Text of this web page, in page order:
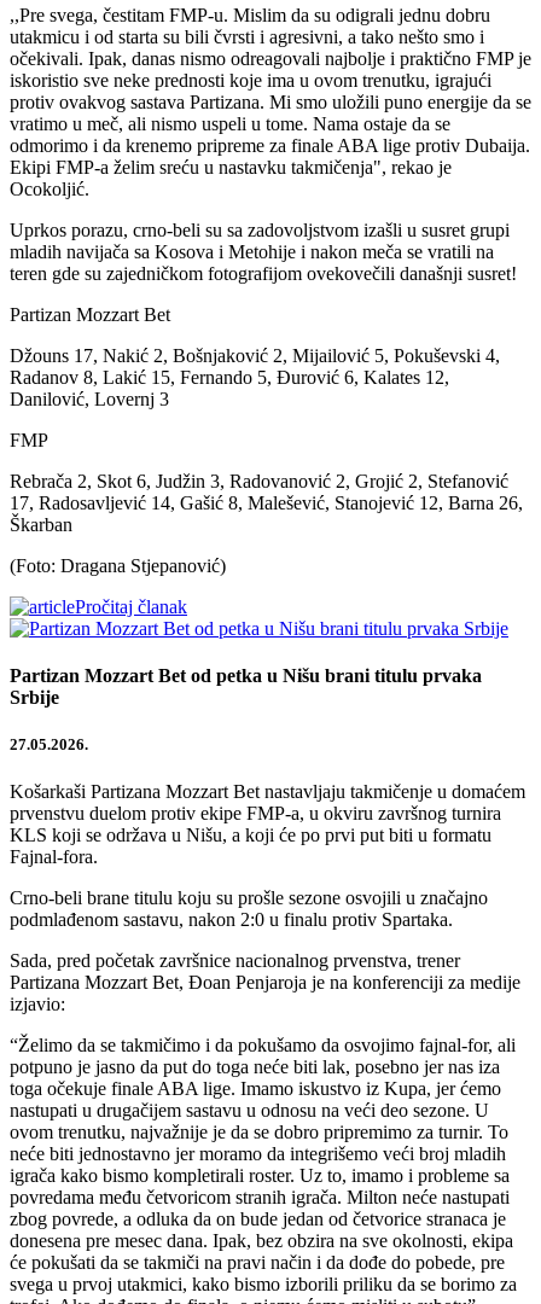
,,Pre svega, čestitam FMP-u. Mislim da su odigrali jednu dobru
utakmicu i od starta su bili čvrsti i agresivni, a tako nešto smo i
očekivali. Ipak, danas nismo odreagovali najbolje i praktično FMP je
iskoristio sve neke prednosti koje ima u ovom trenutku, igrajući
protiv ovakvog sastava Partizana. Mi smo uložili puno energije da se
vratimo u meč, ali nismo uspeli u tome. Nama ostaje da se
odmorimo i da krenemo pripreme za finale ABA lige protiv Dubaija.
Ekipi FMP-a želim sreću u nastavku takmičenja", rekao je
Ocokoljić.
Uprkos porazu, crno-beli su sa zadovoljstvom izašli u susret grupi
mladih navijača sa Kosova i Metohije i nakon meča se vratili na
teren gde su zajedničkom fotografijom ovekovečili današnji susret!
Partizan Mozzart Bet
Džouns 17, Nakić 2, Bošnjaković 2, Mijailović 5, Pokuševski 4,
Radanov 8, Lakić 15, Fernando 5, Đurović 6, Kalates 12,
Danilović, Lovernj 3
FMP
Rebrača 2, Skot 6, Judžin 3, Radovanović 2, Grojić 2, Stefanović
17, Radosavljević 14, Gašić 8, Malešević, Stanojević 12, Barna 26,
Škarban
(Foto: Dragana Stjepanović)
Pročitaj članak
Partizan Mozzart Bet od petka u Nišu brani titulu prvaka
Srbije
27.05.2026.
Košarkaši Partizana Mozzart Bet nastavljaju takmičenje u domaćem
prvenstvu duelom protiv ekipe FMP-a, u okviru završnog turnira
KLS koji se održava u Nišu, a koji će po prvi put biti u formatu
Fajnal-fora.
Crno-beli brane titulu koju su prošle sezone osvojili u značajno
podmlađenom sastavu, nakon 2:0 u finalu protiv Spartaka.
Sada, pred početak završnice nacionalnog prvenstva, trener
Partizana Mozzart Bet, Đoan Penjaroja je na konferenciji za medije
izjavio:
“Želimo da se takmičimo i da pokušamo da osvojimo fajnal-for, ali
potpuno je jasno da put do toga neće biti lak, posebno jer nas iza
toga očekuje finale ABA lige. Imamo iskustvo iz Kupa, jer ćemo
nastupati u drugačijem sastavu u odnosu na veći deo sezone. U
ovom trenutku, najvažnije je da se dobro pripremimo za turnir. To
neće biti jednostavno jer moramo da integrišemo veći broj mladih
igrača kako bismo kompletirali roster. Uz to, imamo i probleme sa
povredama među četvoricom stranih igrača. Milton neće nastupati
zbog povrede, a odluka da on bude jedan od četvorice stranaca je
donesena pre mesec dana. Ipak, bez obzira na sve okolnosti, ekipa
će pokušati da se takmiči na pravi način i da dođe do pobede, pre
svega u prvoj utakmici, kako bismo izborili priliku da se borimo za